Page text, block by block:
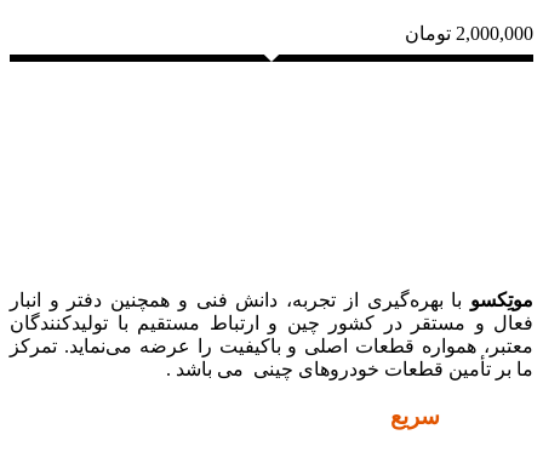
2,000,000 تومان
موتِکسو با بهره‌گیری از تجربه، دانش فنی و همچنین دفتر و انبار
فعال و مستقر در کشور چین و ارتباط مستقیم با تولیدکنندگان
معتبر، همواره قطعات اصلی و باکیفیت را عرضه می‌نماید. تمرکز
ما بر تأمین قطعات خودروهای چینی می باشد .
سریع